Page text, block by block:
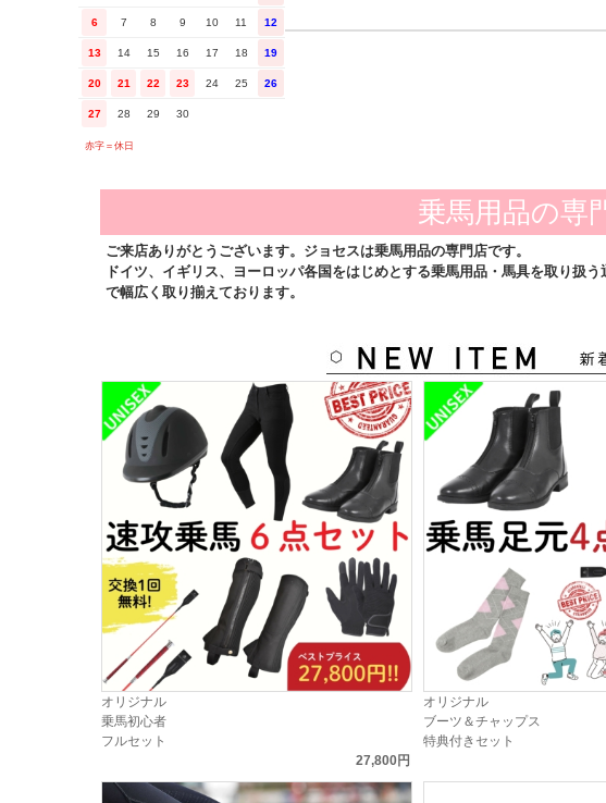
6 7 8 9 10 11 12
13 14 15 16 17 18 19
20 21 22 23 24 25 26
27 28 29 30
赤字＝休日
乗馬用品の専
ご来店ありがとうございます。ジョセスは乗馬用品の専門店です。
ドイツ、イギリス、ヨーロッパ各国をはじめとする乗馬用品・馬具を取り扱
で幅広く取り揃えております。
オリジナル
乗馬初心者
フルセット
27,800円
オリジナル
ブーツ＆チャップス
特典付きセット